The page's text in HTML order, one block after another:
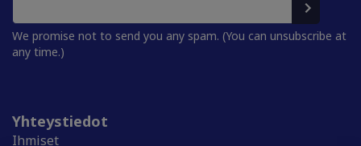
We promise not to send you any spam. (You can unsubscribe at
any time.)
Yhteystiedot
Ihmiset